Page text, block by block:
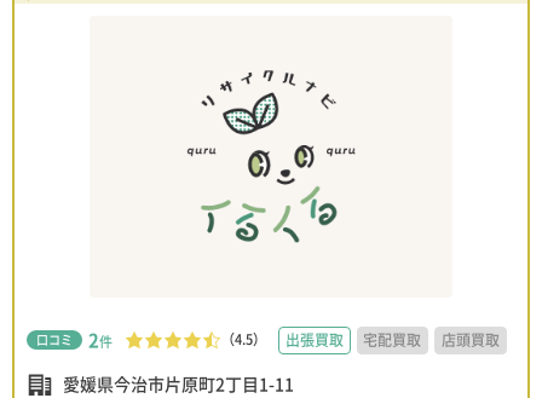
口コミ 2件 （4.5） 出張買取 宅配買取 店頭買取
愛媛県今治市片原町2丁目1-11